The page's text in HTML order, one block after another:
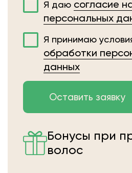
Я даю согласие
персональных
Я принимаю
обработки
данных
Бонусы при
волос